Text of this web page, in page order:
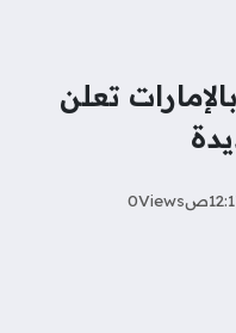
تعلن
Views
0